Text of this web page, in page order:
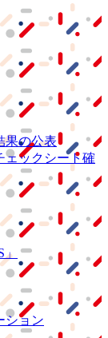
果の公表
ェックシート確
ション